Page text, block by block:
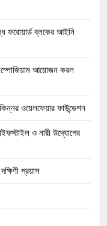
ফরোয়ার্ড ব্লকের আইনি
আয়োজন করল
ওয়েলফেয়ার ফাউন্ডেশন
ও নারী উদ্যোগের
প্রয়াস